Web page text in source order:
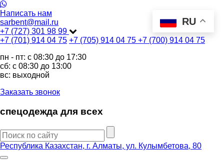
Написать нам
sarbent@mail.ru
+7 (727) 301 98 99
+7 (701) 914 04 75 +7 (705) 914 04 75 +7 (700) 914 04 75
пн - пт: c 08:30 до 17:30
сб: c 08:30 до 13:00
вс: выходной
Заказать звонок
спецодежда для всех
Республика Казахстан, г. Алматы, ул. Кулымбетова, 80
RU